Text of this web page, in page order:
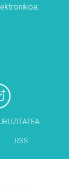
RSS